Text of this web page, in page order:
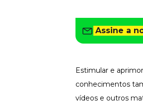
Eleve os resultados da
Gestão de Pessoas e
Capacitação com especialistas
Fortaleça a cultura
Treinamento de Produto
Assine a
Estimular e
conhecimentos
vídeos e outros